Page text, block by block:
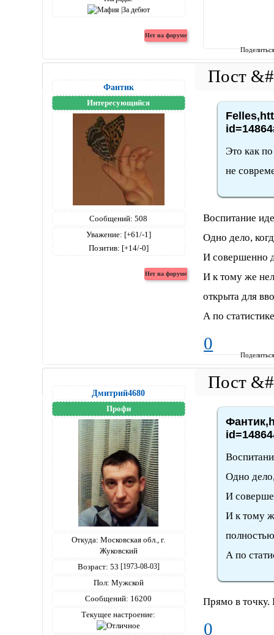
Фантик
Интересующийся
Сообщений: 508
Уважение: [+61/-1]
Позитив: [+14/-0]
Это как
не
Воспитание
Одно дело,
И совершенно
И к тому же
открыта для
А по
0
Дмитрий4680
Профи
Откуда: Московская обл., г.
Жуковский
Возраст: 53 [1973-08-03]
Пол: Мужской
Сообщений: 16200
Текущее настроение:
Одно
И
И к тому
А по
Прямо в точку.
0